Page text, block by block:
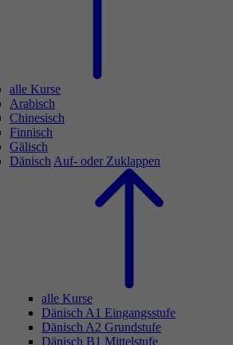
alle Kurse
Arabisch
Chinesisch
Finnisch
Gälisch
Dänisch Auf- oder Zuklappen
alle Kurse
Dänisch A1 Eingangsstufe
Dänisch A2 Grundstufe
Dänisch B1 Mittelstufe